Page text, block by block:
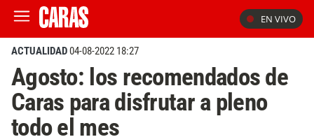
EN VIVO
ACTUALIDAD04-08-2022 18:27
Agosto: los recomendados de
Caras para disfrutar a pleno
todo el mes